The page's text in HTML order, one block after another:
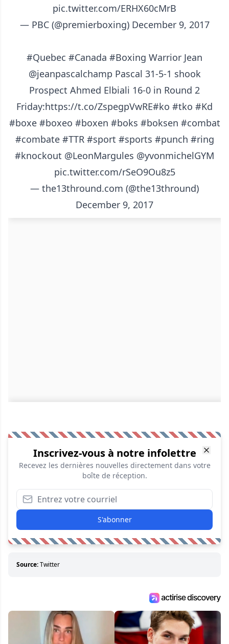
pic.twitter.com/ERHX60cMrB
— PBC (@premierboxing) December 9, 2017
#Quebec #Canada #Boxing Warrior Jean
@jeanpascalchamp Pascal 31-5-1 shook
Prospect Ahmed Elbiali 16-0 in Round 2
Friday:https://t.co/ZspegpVwRE#ko #tko #Kd
#boxe #boxeo #boxen #boks #boksen #combat
#combate #TTR #sport #sports #punch #ring
#knockout @LeonMargules @yvonmichelGYM
pic.twitter.com/rSeO9Ou8z5
— the13thround.com (@the13thround)
December 9, 2017
Inscrivez-vous à notre infolettre
Recevez les dernières nouvelles directement dans votre
boîte de réception.
S'abonner
Source:Twitter